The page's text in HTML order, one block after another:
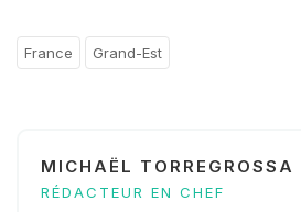
France Grand-Est
MICHAËL TORREGROSSA
RÉDACTEUR EN CHEF